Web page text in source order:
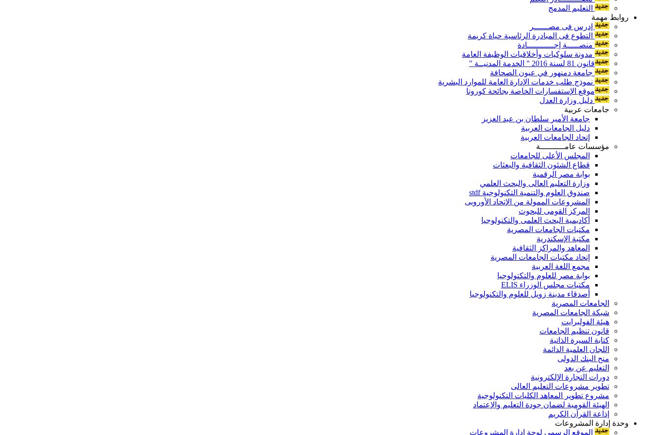
التعليم المدمج
روابط مهمة
إدرس فى مصــــــر
التطوع فى المبادرة الرئاسية حياة كريمة
منصـــــة إجـــــــــــادة
مدونة سلوكيات وأخلاقيات الوظيفة العامة
قانون 81 لسنة 2016 " الخدمة المدنيــة "
جامعة دمنهور في عيون الصحافة
نموذج طلب خدمات الإدارة العامة للموارد البشرية
موقع الإستفسارات الخاصة بجائحة كورونا
دليل وزارة العدل
جامعات عربية
جامعة الأمير سلطان بن عبد العزيز
دليل الجامعات العربية
إتحاد الجامعات العربية
مؤسسات عامــــــــــة
المجلس الأعلى للجامعات
قطاع الشئون الثقافية والبعثات
بوابة مصر الرقمية
وزارة التعليم العالى والبحث العلمي
صندوق العلوم والتنمية التكنولوجية stdf
المشروعات الممولة من الإتحاد الأوروبى
المركز القومى للبحوث
أكاديمية البحث العلمى والتكنولوجيا
مكتبات الجامعات المصرية
مكتبة الإسكندرية
المعاهد والمراكز الثقافية
إتحاد مكتبات الجامعات المصرية
مجمع اللغة العربية
بوابة مصر للعلوم والتكتولوجيا
مكتبات مجلس الوزراء ELIS
أصدقاء مدينة زويل للعلوم والتكنولوجيا
الجامعات المصرية
شبكة الجامعات المصرية
هيئة الفولبرايت
قانون تنظيم الجامعات
كتابة السيرة الذاتية
اللجان العلمية الدائمة
منح البنك الدولى
التعليم عن بعد
دورات التجارة الإلكترونية
تطوير مشروعات التعليم العالى
مشروع تطوير المعاهد الكليات التكنولوجية
الهيئة القومية لضمان جودة التعليم والإعتماد
إذاعة القرآن الكريم
وحدة إدارة المشروعات
الموقع الرسمى لوحة إدارة المشروعات